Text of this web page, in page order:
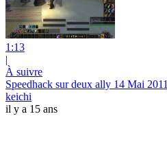
1:13
|
À suivre
Speedhack sur deux ally 14 Mai 2011
keichi
il y a 15 ans